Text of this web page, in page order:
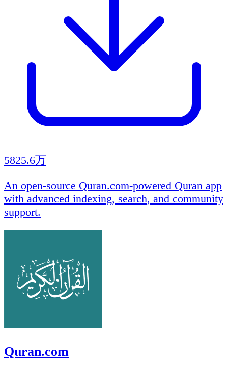
5825.6万
An open-source Quran.com-powered Quran app
with advanced indexing, search, and community
support.
Quran.com